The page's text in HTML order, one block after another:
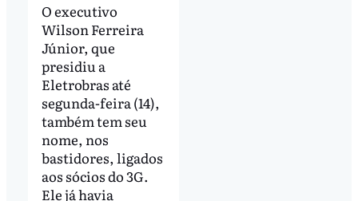
O executivo
Wilson Ferreira
Júnior, que
presidiu a
Eletrobras até
segunda-feira (14),
também tem seu
nome, nos
bastidores, ligados
aos sócios do 3G.
Ele já havia